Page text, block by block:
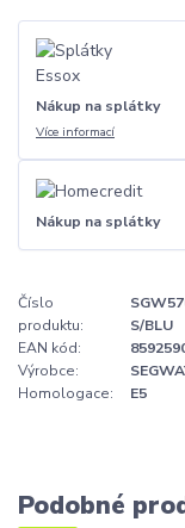
Nákup na splátky
Více informací
Nákup na splátky
Číslo
produktu:
S/BLU
EAN kód:
Výrobce:
Homologace:
E5
Podobné